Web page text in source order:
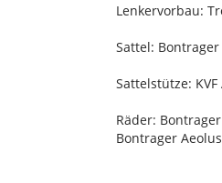
Lenkervorbau:
Sattel:
Sattelstütze:
Räder:
Bontrager